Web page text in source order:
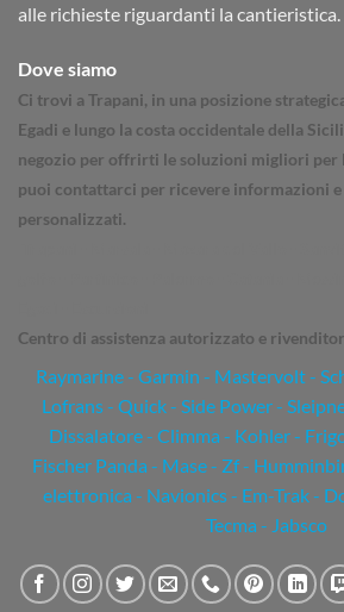
alle richieste riguardanti la cantieristica.
Dove siamo
Ci trovi a Trapani, in una posizione
Egadi e lungo la costa occidentale della
negozio per offrirti le soluzioni migliori per
puoi contattarci per ricevere informazioni
personalizzati.
Centro di assistenza autorizzato e
Raymarine- Garmin - Mastervolt -
Lofrans - Quick - Side Power -
Dissalatore - Climma - Kohler -
Fischer Panda - Mase - Zf -
elettronica - Navionics - Em-Trak -
Tecma - Jabsco